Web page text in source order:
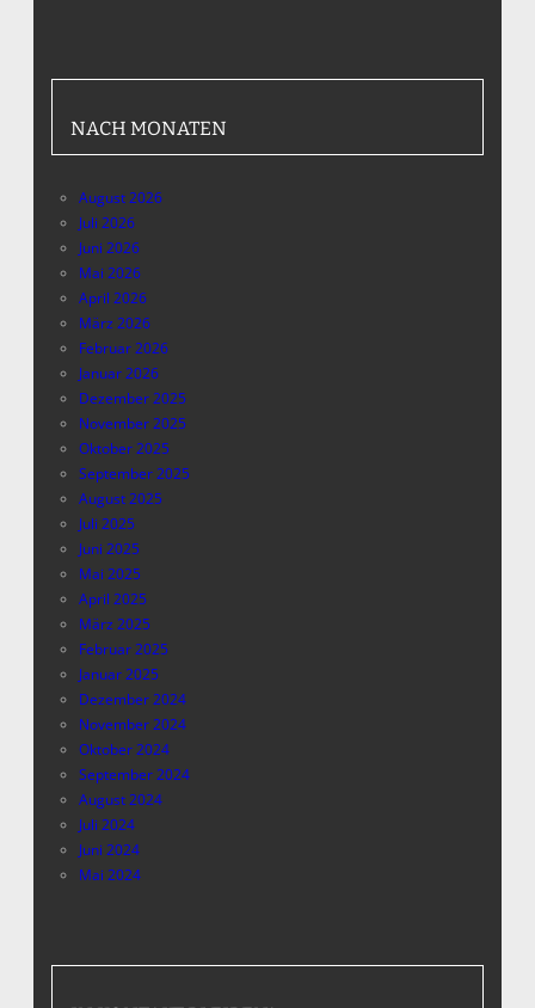
NACH MONATEN
August 2026
Juli 2026
Juni 2026
Mai 2026
April 2026
März 2026
Februar 2026
Januar 2026
Dezember 2025
November 2025
Oktober 2025
September 2025
August 2025
Juli 2025
Juni 2025
Mai 2025
April 2025
März 2025
Februar 2025
Januar 2025
Dezember 2024
November 2024
Oktober 2024
September 2024
August 2024
Juli 2024
Juni 2024
Mai 2024